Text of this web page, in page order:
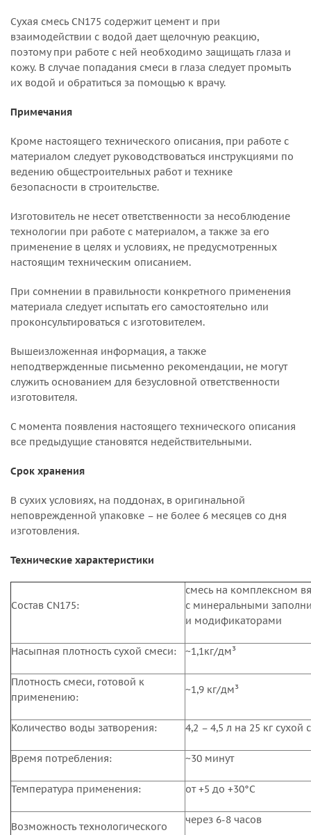
Сухая смесь CN175 содержит цемент и при
взаимодействии с водой дает щелочную реакцию,
поэтому при работе с ней необходимо защищать глаза и
кожу. В случае попадания смеси в глаза следует промыть
их водой и обратиться за помощью к врачу.
Примечания
Кроме настоящего технического описания, при работе с
материалом следует руководствоваться инструкциями по
ведению общестроительных работ и технике
безопасности в строительстве.
Изготовитель не несет ответственности за несоблюдение
технологии при работе с материалом, а также за его
применение в целях и условиях, не предусмотренных
настоящим техническим описанием.
При сомнении в правильности конкретного применения
материала следует испытать его самостоятельно или
проконсультироваться с изготовителем.
Вышеизложенная информация, а также
неподтвержденные письменно рекомендации, не могут
служить основанием для безусловной ответственности
изготовителя.
С момента появления настоящего технического описания
все предыдущие становятся недействительными.
Срок хранения
В сухих условиях, на поддонах, в оригинальной
неповрежденной упаковке – не более 6 месяцев со дня
изготовления.
Технические характеристики
Состав CN175:
смесь на комплексном
с минеральными
и модификаторами
Насыпная плотность сухой смеси: ~1,1кг/дм³
Плотность смеси, готовой к
применению:
~1,9 кг/дм³
Количество воды затворения: 4,2 – 4,5 л на 25 кг сухой
Время потребления: ~30 минут
Температура применения: от +5 до +30°C
Возможность технологического
через 6-8 часов